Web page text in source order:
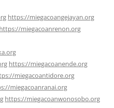
https://miegacoangejayan.org
https://miegacoanrenon.org
https://miegacoanende.org
miegacoantidore.org
miegacoanranai.org
https://miegacoanwonosobo.org